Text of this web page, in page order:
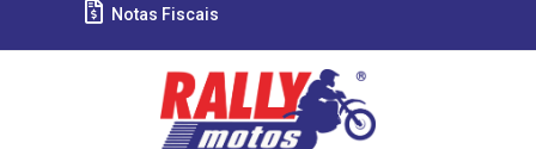
Notas Fiscais